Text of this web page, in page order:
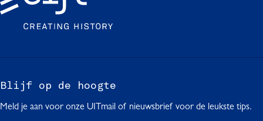
Blijf op de hoogte
Meld je aan voor onze UITmail of nieuwsbrief voor de leukste tips.